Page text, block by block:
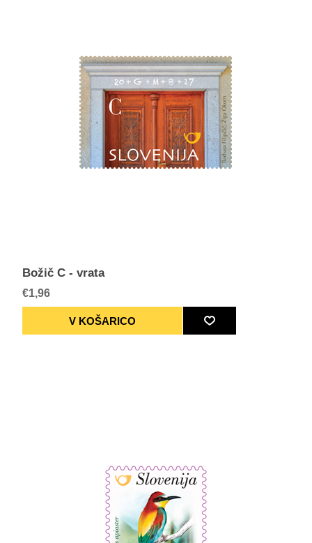
Božič C - vrata
€1,96